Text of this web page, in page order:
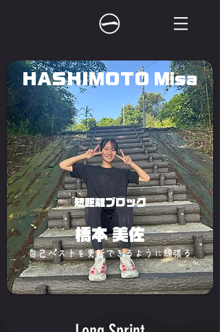
HASHIMOTO Misa
短距離ブロック
橋本 美佐
自己ベストを更新できるように頑張る